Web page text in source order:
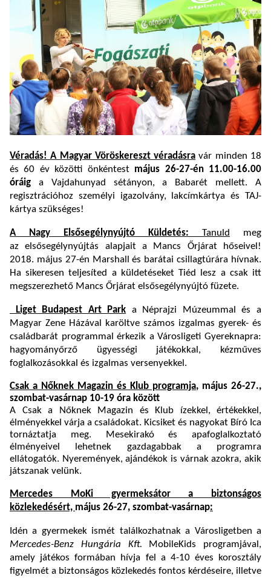
Véradás! A Magyar Vöröskereszt véradásra vár minden 18
és 60 év közötti önkéntest május 26-27-én 11.00-16.00
óráig a Vajdahunyad sétányon, a Babarét mellett. A
regisztrációhoz személyi igazolvány, lakcímkártya és TAJ-
kártya szükséges!
A Nagy Elsősegélynyújtó Küldetés: Tanuld
meg
az elsősegélynyújtás alapjait a Mancs Őrjárat hőseivel!
2018. május 27-én Marshall és barátai csillagtúrára hívnak.
Ha sikeresen teljesíted a küldetéseket Tiéd lesz a csak itt
megszerezhető Mancs Őrjárat elsősegélynyújtó füzete.
Liget Budapest Art Park a Néprajzi Múzeummal és a
Magyar Zene Házával karöltve számos izgalmas gyerek- és
családbarát programmal érkezik a Városligeti Gyereknapra:
hagyományőrző ügyességi játékokkal, kézműves
foglalkozásokkal és izgalmas versenyekkel.
Csak a Nőknek Magazin és Klub programja, május 26-27.,
szombat-vasárnap 10-19 óra között
A Csak a Nőknek Magazin és Klub ízekkel, értékekkel,
élményekkel várja a családokat. Kicsiket és nagyokat Bíró Ica
tornáztatja meg. Mesekirakó és apafoglalkoztató
élményeivel lehetnek gazdagabbak a programra
ellátogatók. Nyeremények, ajándékok is várnak azokra, akik
játszanak velünk.
Mercedes MoKi gyermeksátor a biztonságos
közlekedésért, május 26-27, szombat-vasárnap:
Idén a gyermekek ismét találkozhatnak a Városligetben a
Mercedes-Benz Hungária Kft. MobileKids programjával,
amely játékos formában hívja fel a 4-10 éves korosztály
figyelmét a biztonságos közlekedés fontos kérdéseire, illetve